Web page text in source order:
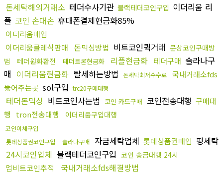
돈세탁해외거래소 테더수사기관 블랙테더코인구입 이더리움 리
플 코인 손대손 휴대폰결제현금화85%
이더리움매입
이더리움클레식판매
돈믹싱방법 비트코인퀵거래 문상코인구매방
법
테더원화환전 테더트론현금화 리플현금화 테더구매 솔라나구
매 이더리움현금화 탈세하는방법 돈세탁최저수수료
국내거래소fds
뚫어주는곳 sol구입 trc20구매대행
테더돈믹싱 비트코인사는법 코인 카드구매 코인전송대행 구매대
행
tron전송대행 이더리움구입대행
코인이체구입
롯데상품권코인구입
솔라나구매 자금세탁업체 롯데상품권매입 핑세탁
24시코인업체 블랙테더코인구입 코인 송금대행 24시
업비트코인추적 국내거래소fds해결방법